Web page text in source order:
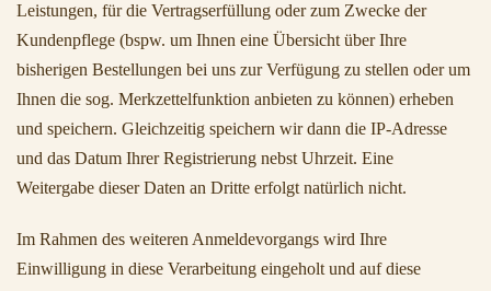
Leistungen, für die Vertragserfüllung oder zum Zwecke der
Kundenpflege (bspw. um Ihnen eine Übersicht über Ihre
bisherigen Bestellungen bei uns zur Verfügung zu stellen oder um
Ihnen die sog. Merkzettelfunktion anbieten zu können) erheben
und speichern. Gleichzeitig speichern wir dann die IP-Adresse
und das Datum Ihrer Registrierung nebst Uhrzeit. Eine
Weitergabe dieser Daten an Dritte erfolgt natürlich nicht.
Im Rahmen des weiteren Anmeldevorgangs wird Ihre
Einwilligung in diese Verarbeitung eingeholt und auf diese